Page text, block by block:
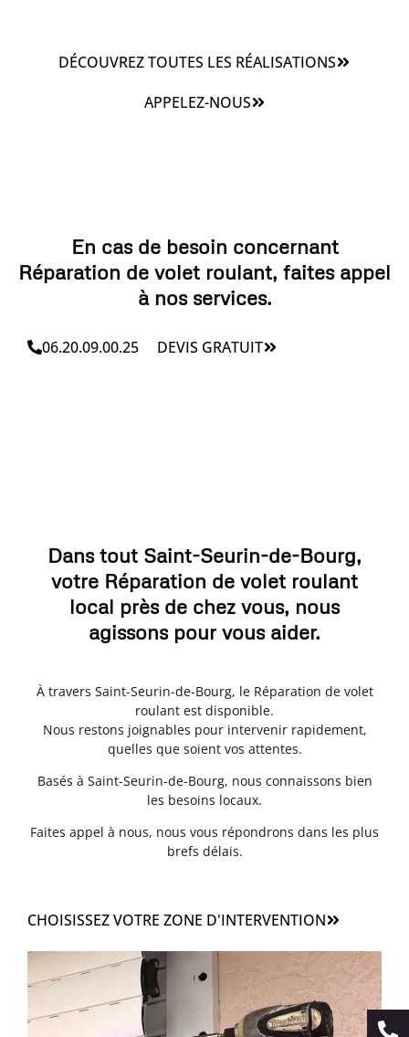
DÉCOUVREZ TOUTES LES RÉALISATIONS
APPELEZ-NOUS
En cas de besoin concernant
Réparation de volet roulant, faites appel
à nos services.
06.20.09.00.25 DEVIS GRATUIT
Dans tout Saint-Seurin-de-Bourg,
votre Réparation de volet roulant
local près de chez vous, nous
agissons pour vous aider.
À travers Saint-Seurin-de-Bourg, le Réparation de volet
roulant est disponible.
Nous restons joignables pour intervenir rapidement,
quelles que soient vos attentes.
Basés à Saint-Seurin-de-Bourg, nous connaissons bien
les besoins locaux.
Faites appel à nous, nous vous répondrons dans les plus
brefs délais.
CHOISISSEZ VOTRE ZONE D'INTERVENTION